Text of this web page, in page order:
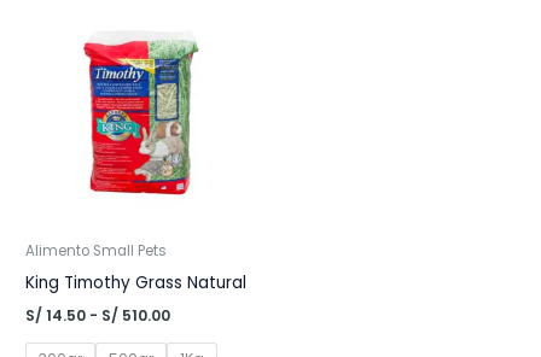
Alimento Small Pets
King Timothy Grass Natural
S/ 14.50 - S/ 510.00Rango
precios: